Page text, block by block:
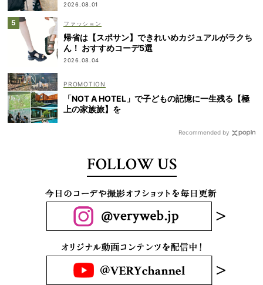
2026.08.01
ファッション
帰省は【スポサン】できれいめカジュアルがラクち
ん！ おすすめコーデ5選
2026.08.04
「NOT A HOTEL」で子どもの記憶に一生残る【極
上の家族旅】を
Recommended by
FOLLOW US